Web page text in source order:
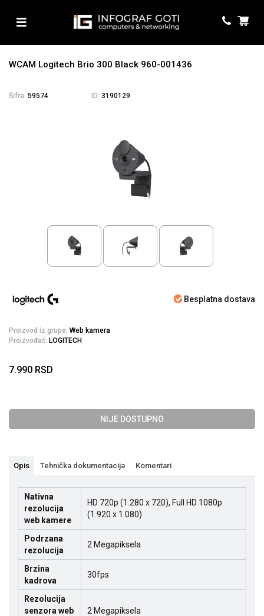
WCAM Logitech Brio 300 Black 960-001436
Šifra: 59574 ID: 3190129
Besplatna dostava
Proizvod iz grupe: Web kamera
Proizvođač: LOGITECH
7.990 RSD
NIJE DOSTUPNO
Opis Tehnička dokumentacija Komentari
Nativna
rezolucija
web kamere
HD 720p (1.280 x 720), Full HD 1080p
(1.920 x 1.080)
Podrzana
rezolucija
2 Megapiksela
Brzina
kadrova
30fps
Rezolucija
senzora web
2 Megapiksela